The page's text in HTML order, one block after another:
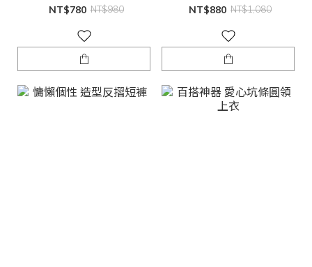
NT$780 NT$980 NT$880 NT$1,080